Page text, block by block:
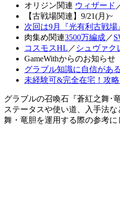
オリジン関連 ウィザード
【古戦場関連】9/21(月)~
次回は9月『光有利古戦場
肉集め関連3500万編成／
コスモスHL ／ シュヴァク
GameWithからのお知らせ
グラブル知識に自信があ
未経験可&完全在宅！攻略
グラブルの召喚石『蒼紅之舞･
ステータスや使い道、入手法
舞・竜胆を運用する際の参考に